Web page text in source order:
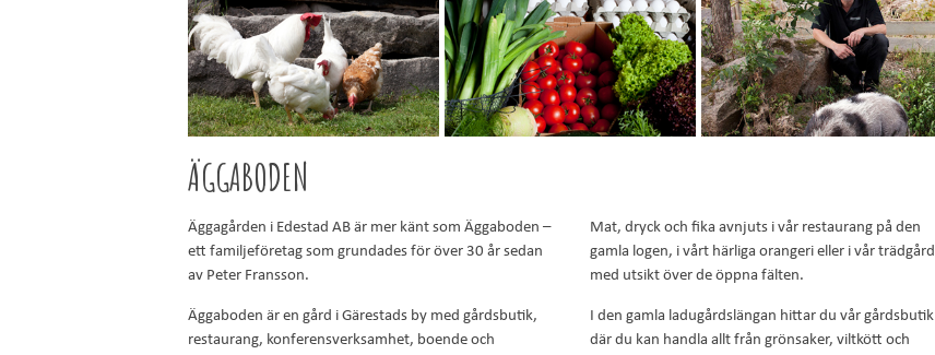
ÄGGABODEN
Äggagården i Edestad AB är mer känt som Äggaboden –
ett familjeföretag som grundades för över 30 år sedan
av Peter Fransson.
Äggaboden är en gård i Gärestads by med gårdsbutik,
restaurang, konferensverksamhet, boende och
Mat, dryck och fika avnjuts i vår restaurang på den
gamla logen, i vårt härliga orangeri eller i vår trädgård
med utsikt över de öppna fälten.
I den gamla ladugårdslängan hittar du vår gårdsbutik
där du kan handla allt från grönsaker, viltkött och